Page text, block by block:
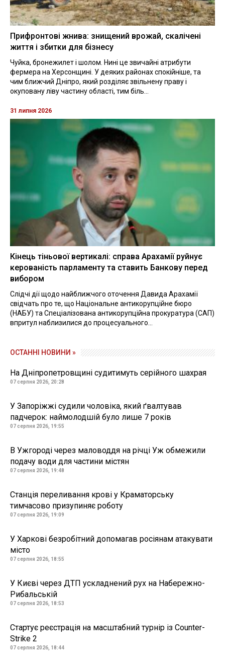
Прифронтові жнива: знищений врожай, скалічені
життя і збитки для бізнесу
Чуйка, бронежилет і шолом. Нині це звичайні атрибути
фермера на Херсонщині. У деяких районах спокійніше, та
чим ближчий Дніпро, який розділяє звільнену праву і
окуповану ліву частину області, тим біль...
31 липня 2026
Кінець тіньової вертикалі: справа Арахамії руйнує
керованість парламенту та ставить Банкову перед
вибором
Слідчі дії щодо найближчого оточення Давида Арахамії
свідчать про те, що Національне антикорупційне бюро
(НАБУ) та Спеціалізована антикорупційна прокуратура (САП)
впритул наблизилися до процесуального...
ОСТАННІ НОВИНИ »
На Дніпропетровщині судитимуть серійного шахрая
07 серпня 2026, 20:28
У Запоріжжі судили чоловіка, який ґвалтував
падчерок: наймолодшій було лише 7 років
07 серпня 2026, 19:55
В Ужгороді через маловоддя на річці Уж обмежили
подачу води для частини містян
07 серпня 2026, 19:48
Станція переливання крові у Краматорську
тимчасово призупиняє роботу
07 серпня 2026, 19:09
У Харкові безробітний допомагав росіянам атакувати
місто
07 серпня 2026, 18:55
У Києві через ДТП ускладнений рух на Набережно-
Рибальській
07 серпня 2026, 18:53
Стартує реєстрація на масштабний турнір із Counter-
Strike 2
07 серпня 2026, 18:44